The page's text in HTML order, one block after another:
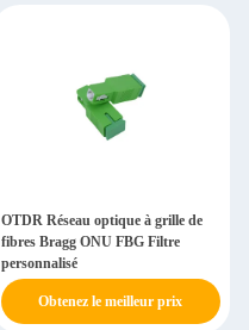
OTDR Réseau optique à grille de
fibres Bragg ONU FBG Filtre
personnalisé
Obtenez le meilleur prix